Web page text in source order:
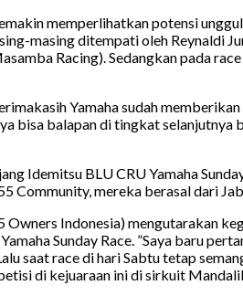
memperlihatkan potensi
masing ditempati oleh Reynaldi
Racing). Sedangkan pada
Yamaha sudah
bisa balapan di tingkat
Idemitsu BLU CRU Yamaha
Community, mereka berasal dari
Indonesia) mengutarakan
Sunday Race. ”Saya baru
saat race di hari Sabtu tetap
di kejuaraan ini di sirkuit